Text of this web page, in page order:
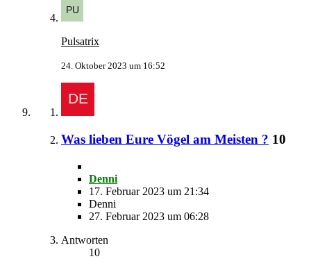
Pulsatrix
24. Oktober 2023 um 16:52
Was lieben Eure Vögel am Meisten ? 10
Denni
17. Februar 2023 um 21:34
Denni
27. Februar 2023 um 06:28
Antworten
10